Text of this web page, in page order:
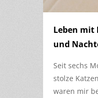
Leben mit
und
Seit sechs
stolze
waren mir